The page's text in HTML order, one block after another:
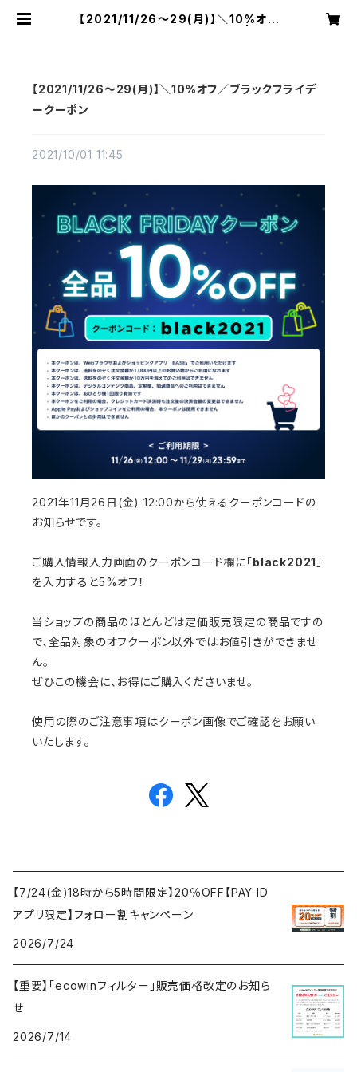
【2021/11/26～29(月)】＼10%オフ
【2021/11/26～29(月)】＼10%オフ／ブラックフライデ
ークーポン
2021/10/01 11:45
2021年11月26日(金) 12:00から使えるクーポンコードの
お知らせです。
ご購入情報入力画面のクーポンコード欄に「black2021 」
を入力すると5%オフ！
当ショップの商品のほとんどは定価販売限定の商品ですの
で、全品対象のオフクーポン以外ではお値引きができませ
ん。
ぜひこの機会に、お得にご購入くださいませ。
使用の際のご注意事項はクーポン画像でご確認をお願い
いたします。
【7/24(金)18時から5時間限定】20％OFF【PAY ID
アプリ限定】フォロー割キャンペーン
2026/7/24
【重要】「ecowinフィルター」販売価格改定のお知ら
せ
2026/7/14